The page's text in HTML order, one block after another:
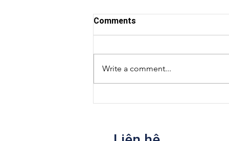
Niềm vui nho nhỏ
Comments
Write a comment...